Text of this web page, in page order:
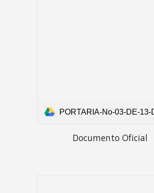
PORTARIA-No-03-DE-13-DE-NOVEMBRO-DE-2020
Documento Oficial